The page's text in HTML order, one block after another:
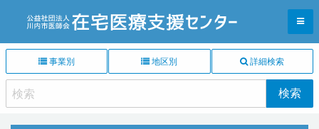
事業別 地区別 詳細検索